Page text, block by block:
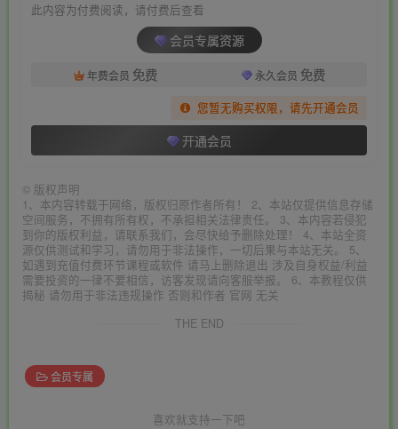
此内容为付费阅读，请付费后查看
会员专属资源
年费会员 免费 永久会员 免费
您暂无购买权限，请先开通会员
开通会员
© 版权声明
1、本内容转载于网络，版权归原作者所有！ 2、本站仅提供信息存储
空间服务，不拥有所有权，不承担相关法律责任。 3、本内容若侵犯
到你的版权利益，请联系我们，会尽快给予删除处理！ 4、本站全资
源仅供测试和学习，请勿用于非法操作，一切后果与本站无关。 5、
如遇到充值付费环节课程或软件 请马上删除退出 涉及自身权益/利益
需要投资的一律不要相信，访客发现请向客服举报。 6、本教程仅供
揭秘 请勿用于非法违规操作 否则和作者 官网 无关
THE END
会员专属
喜欢就支持一下吧